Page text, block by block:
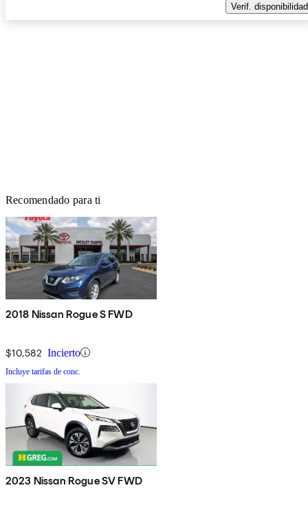
Verif. disponibilidad
Recomendado para ti
2018 Nissan Rogue S FWD
$10,582 Incierto
Incluye tarifas de conc.
2023 Nissan Rogue SV FWD